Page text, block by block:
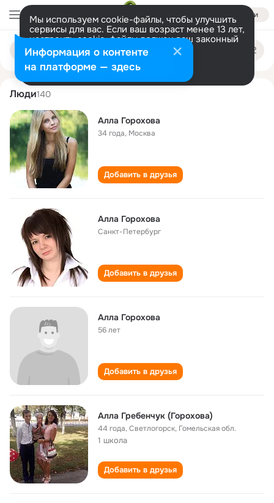
Войти
Мы используем cookie-файлы, чтобы улучшить
сервисы для вас. Если ваш возраст менее 13 лет,
настроить cookie-файлы должен ваш законный
представитель. Больше информации
Разрешить все Настроить
Поиск
людям
alla gorokhova
Люди140
Алла Горохова
34 года, Москва
Добавить в друзья
Алла Горохова
Санкт-Петербург
Добавить в друзья
Алла Горохова
56 лет
Добавить в друзья
Алла Гребенчук (Горохова)
44 года,Светлогорск, Гомельская обл.
1 школа
Добавить в друзья
Информация о контенте
на платформе — здесь